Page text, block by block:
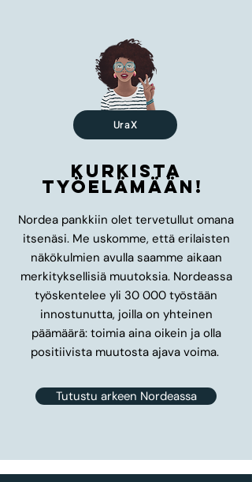
UraX
Kurkista
työelämään!
Nordea pankkiin olet tervetullut omana
itsenäsi. Me uskomme, että erilaisten
näkökulmien avulla saamme aikaan
merkityksellisiä muutoksia. Nordeassa
työskentelee yli 30 000 työstään
innostunutta, joilla on yhteinen
päämäärä: toimia aina oikein ja olla
positiivista muutosta ajava voima.
Tutustu arkeen Nordeassa